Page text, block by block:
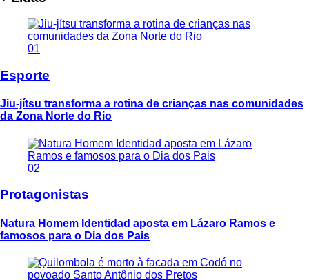
01
Esporte
Jiu-jítsu transforma a rotina de crianças nas comunidades
da Zona Norte do Rio
02
Protagonistas
Natura Homem Identidad aposta em Lázaro Ramos e
famosos para o Dia dos Pais